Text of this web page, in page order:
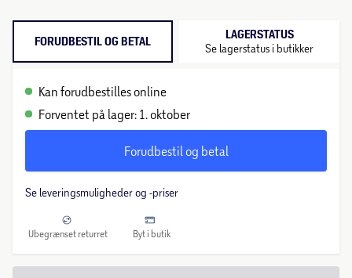
FORUDBESTIL OG BETAL LAGERSTATUS
Se lagerstatus i butikker
Kan forudbestilles online
Forventet på lager: 1. oktober
Forudbestil og betal
Se leveringsmuligheder og -priser
Ubegrænset returret Byt i butik